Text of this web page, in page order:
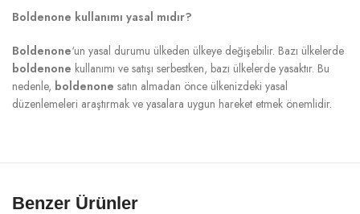
Boldenone kullanımı yasal mıdır?
Boldenone‘un yasal durumu ülkeden ülkeye değişebilir. Bazı ülkelerde
boldenone kullanımı ve satışı serbestken, bazı ülkelerde yasaktır. Bu
nedenle, boldenone satın almadan önce ülkenizdeki yasal
düzenlemeleri araştırmak ve yasalara uygun hareket etmek önemlidir.
Benzer Ürünler